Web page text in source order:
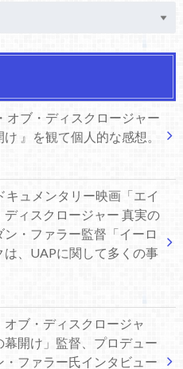
オブ・ディスクロージャー
』を観て個人的な感想。
キュメンタリー映画「エイ
ディスクロージャー 真実の
ン・ファラー監督「イーロ
は、UAPに関して多くの事
オブ・ディスクロージャ
幕開け」監督、プロデュー
ファラー氏インタビュー